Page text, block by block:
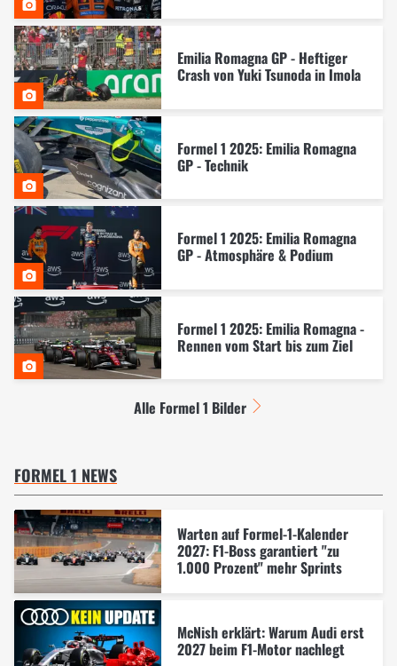
Emilia Romagna GP - Heftiger
Crash von Yuki Tsunoda in Imola
Formel 1 2025: Emilia Romagna
GP - Technik
Formel 1 2025: Emilia Romagna
GP - Atmosphäre & Podium
Formel 1 2025: Emilia Romagna -
Rennen vom Start bis zum Ziel
Alle Formel 1 Bilder
FORMEL 1 NEWS
Warten auf Formel-1-Kalender
2027: F1-Boss garantiert "zu
1.000 Prozent" mehr Sprints
McNish erklärt: Warum Audi erst
2027 beim F1-Motor nachlegt